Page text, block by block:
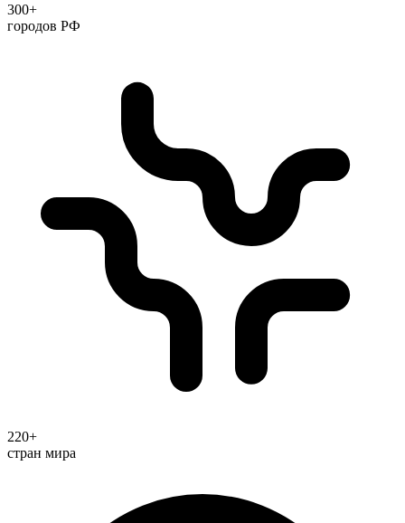
300+
городов РФ
220+
стран мира